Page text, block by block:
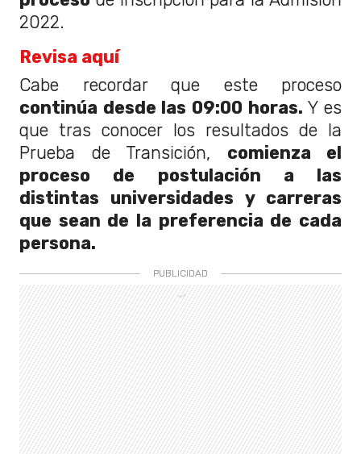
2022.
Revisa aquí
Cabe recordar que este proceso
continúa desde las 09:00 horas. Y es
que tras conocer los resultados de la
Prueba de Transición, comienza el
proceso de postulación a las
distintas universidades y carreras
que sean de la preferencia de cada
persona.